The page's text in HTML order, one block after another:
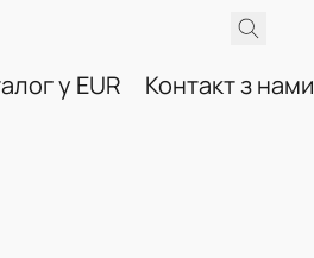
у EUR Контакт з нами